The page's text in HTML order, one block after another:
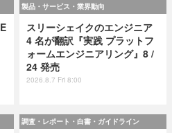
製品・サービス・業界動向
スリーシェイクのエンジニア
4 名が翻訳『実践 プラットフ
ォームエンジニアリング』8 /
24 発売
2026.8.7 Fri 8:00
調査・レポート・白書・ガイドライン